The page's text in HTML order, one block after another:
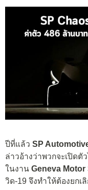
ปีที่แล้ว SP
ล่าวอ้างว่าพวกจะเปิดตั
ในงาน Geneva Motor
วิด-19 จึงทำให้ต้องยกเลิ